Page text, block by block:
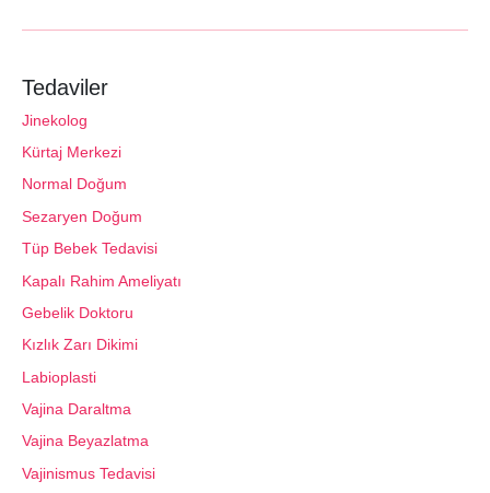
Tedaviler
Jinekolog
Kürtaj Merkezi
Normal Doğum
Sezaryen Doğum
Tüp Bebek Tedavisi
Kapalı Rahim Ameliyatı
Gebelik Doktoru
Kızlık Zarı Dikimi
Labioplasti
Vajina Daraltma
Vajina Beyazlatma
Vajinismus Tedavisi